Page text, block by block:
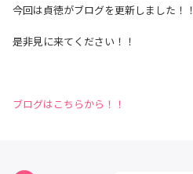
今回は貞徳がブログを更新しました！！
是非見に来てください！！
ブログはこちらから！！